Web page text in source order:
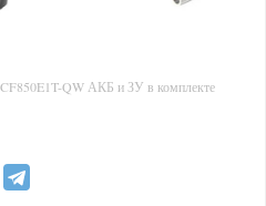
QW АКБ и ЗУ в комплекте